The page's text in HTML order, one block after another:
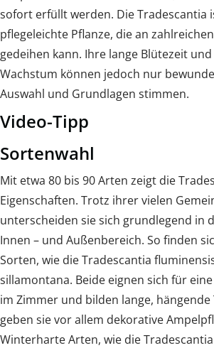
sofort erfüllt werden. Die Tradescantia
pflegeleichte Pflanze, die an
gedeihen kann. Ihre lange Blütezeit
Wachstum können jedoch nur
Auswahl und Grundlagen stimmen.
Video-Tipp
Sortenwahl
Mit etwa 80 bis 90 Arten zeigt die
Eigenschaften. Trotz ihrer vielen
unterscheiden sie sich grundlegend in
Innen – und Außenbereich. So finden
Sorten, wie die Tradescantia
sillamontana. Beide eignen sich für
im Zimmer und bilden lange, hängende
geben sie vor allem dekorative
Winterharte Arten, wie die